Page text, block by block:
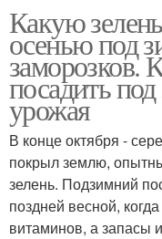
Какую
осенью под
заморозков.
посадить
урожая
В конце октября -
покрыл землю,
зелень. Подзимний
поздней весной,
витаминов, а запасы